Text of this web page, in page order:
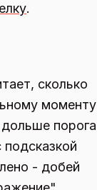
.
сколько
моменту
порога
- добей